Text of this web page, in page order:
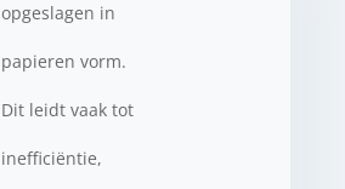
opgeslagen in
papieren vorm.
Dit leidt vaak tot
inefficiëntie,